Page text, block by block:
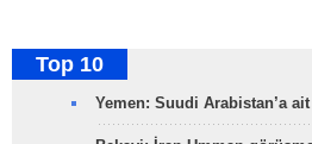
Top 10
Yemen: Suudi Arabistan’a